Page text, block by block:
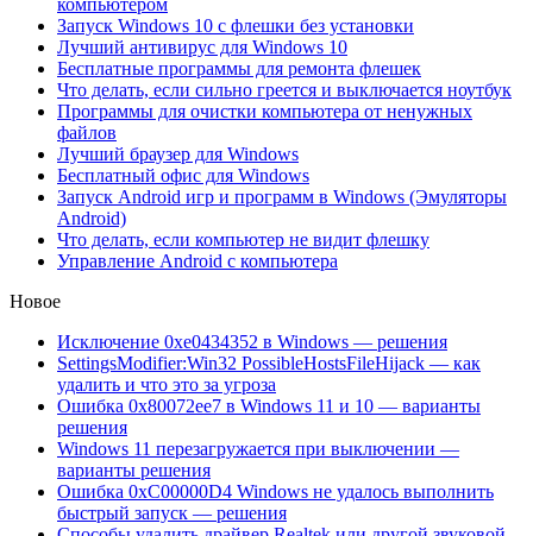
Запуск Windows 10 с флешки без установки
Лучший антивирус для Windows 10
Бесплатные программы для ремонта флешек
Что делать, если сильно греется и выключается ноутбук
Программы для очистки компьютера от ненужных
файлов
Лучший браузер для Windows
Бесплатный офис для Windows
Запуск Android игр и программ в Windows (Эмуляторы
Android)
Что делать, если компьютер не видит флешку
Управление Android с компьютера
Новое
Исключение 0xe0434352 в Windows — решения
SettingsModifier:Win32 PossibleHostsFileHijack — как
удалить и что это за угроза
Ошибка 0x80072ee7 в Windows 11 и 10 — варианты
решения
Windows 11 перезагружается при выключении —
варианты решения
Ошибка 0xC00000D4 Windows не удалось выполнить
быстрый запуск — решения